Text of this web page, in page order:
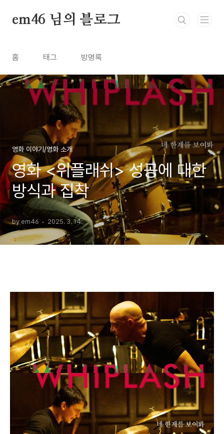
em46 님의 블로그
홈 태그 방명록
영화 이야기/영화 소개
영화 <위플래쉬> 성공에 대한
방식과 집착
by em46 2025. 3. 14.